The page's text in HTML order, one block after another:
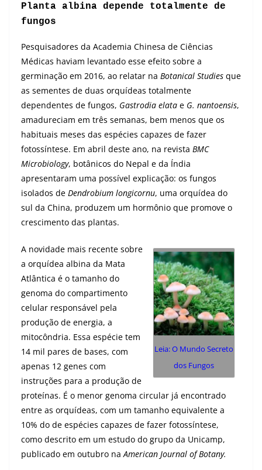
Planta albina depende totalmente de
fungos
Pesquisadores da Academia Chinesa de Ciências
Médicas haviam levantado esse efeito sobre a
germinação em 2016, ao relatar na Botanical Studies que
as sementes de duas orquídeas totalmente
dependentes de fungos, Gastrodia elata e G. nantoensis,
amadureciam em três semanas, bem menos que os
habituais meses das espécies capazes de fazer
fotossíntese. Em abril deste ano, na revista BMC
Microbiology, botânicos do Nepal e da Índia
apresentaram uma possível explicação: os fungos
isolados de Dendrobium longicornu, uma orquídea do
sul da China, produzem um hormônio que promove o
crescimento das plantas.
Leia: O Mundo Secreto
dos Fungos
A novidade mais recente sobre
a orquídea albina da Mata
Atlântica é o tamanho do
genoma do compartimento
celular responsável pela
produção de energia, a
mitocôndria. Essa espécie tem
14 mil pares de bases, com
apenas 12 genes com
instruções para a produção de
proteínas. É o menor genoma circular já encontrado
entre as orquídeas, com um tamanho equivalente a
10% do de espécies capazes de fazer fotossíntese,
como descrito em um estudo do grupo da Unicamp,
publicado em outubro naAmerican Journal of Botany.